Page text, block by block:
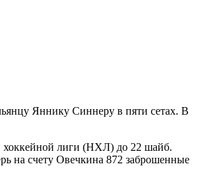
Яннику Синнеру в пяти сетах. В
хоккейной лиги (НХЛ) до 22 шайб.
на счету Овечкина 872 заброшенные